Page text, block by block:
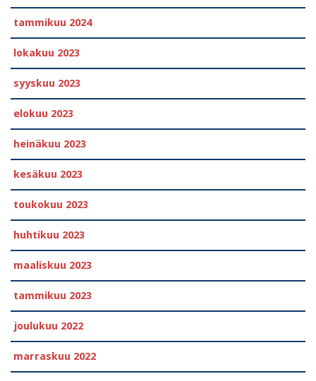
tammikuu 2024
lokakuu 2023
syyskuu 2023
elokuu 2023
heinäkuu 2023
kesäkuu 2023
toukokuu 2023
huhtikuu 2023
maaliskuu 2023
tammikuu 2023
joulukuu 2022
marraskuu 2022